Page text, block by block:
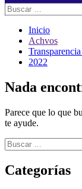
Buscar:
Inicio
Achvos
2022
Nada
Parece que lo que
te ayude.
Buscar:
Categorías